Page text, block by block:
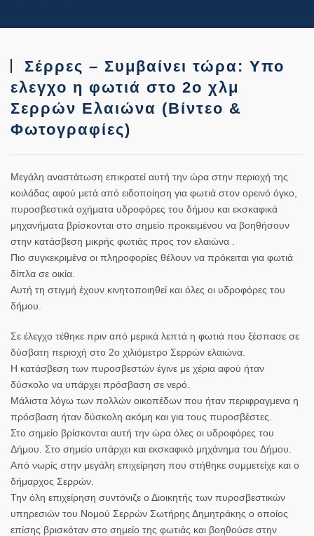
Σέρρες – Συμβαίνει τώρα: Υπο
ελεγχο η φωτιά στο 2ο χλμ
Σερρών Ελαιώνα (Βίντεο &
Φωτογραφίες)
Μεγάλη αναστάτωση επικρατεί αυτή την ώρα στην περιοχή της
κοιλάδας αφού μετά από ειδοποίηση για φωτιά στον ορεινό όγκο,
πυροσβεστικά οχήματα υδροφόρες του δήμου και εκσκαφικά
μηχανήματα βρίσκονται στο σημείο προκειμένου να βοηθήσουν
στην κατάσβεση μικρής φωτιάς προς τον ελαιώνα .
Πιο συγκεκριμένα οι πληροφορίες θέλουν να πρόκειται για φωτιά
δίπλα σε οικία.
Αυτή τη στιγμή έχουν κινητοποιηθεί και όλες οι υδροφόρες του
δήμου.
Σε έλεγχο τέθηκε πριν από μερικά λεπτά η φωτιά που ξέσπασε σε
δύσβατη περιοχή στο 2ο χιλιόμετρο Σερρών ελαιώνα.
Η κατάσβεση των πυροσβεστών έγινε με χέρια αφού ήταν
δύσκολο να υπάρχει πρόσβαση σε νερό.
Μάλιστα λόγω των πολλών οικοπέδων που ήταν περιφραγμενα η
πρόσβαση ήταν δύσκολη ακόμη και για τους πυροσβέστες.
Στο σημείο βρίσκονται αυτή την ώρα όλες οι υδροφόρες του
Δήμου. Στο σημείο υπάρχει και εκσκαφικό μηχάνημα του Δήμου.
Από νωρίς στην μεγάλη επιχείρηση που στήθηκε συμμετείχε και ο
δήμαρχος Σερρών.
Την όλη επιχείρηση συντόνιζε ο Διοικητής των πυροσβεστικών
υπηρεσιών του Νομού Σερρών Σωτήρης Δημητράκης ο οποίος
επίσης βρισκόταν στο σημείο της φωτιάς και βοηθούσε στην